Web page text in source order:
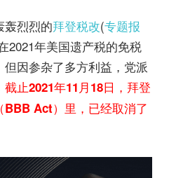
轰烈烈的拜登税改(专题报
2021年美国遗产税的免税
因参杂了多方利益，党派
截止2021年11月18日，拜登
BBB Act）里，已经取消了